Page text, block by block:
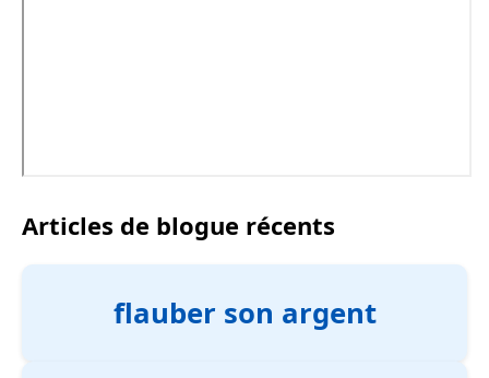
Articles de blogue récents
flauber son argent